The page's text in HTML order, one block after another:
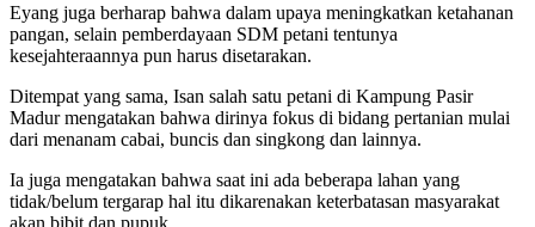
Eyang juga berharap bahwa dalam upaya meningkatkan ketahanan
pangan, selain pemberdayaan SDM petani tentunya
kesejahteraannya pun harus disetarakan.
Ditempat yang sama, Isan salah satu petani di Kampung Pasir
Madur mengatakan bahwa dirinya fokus di bidang pertanian mulai
dari menanam cabai, buncis dan singkong dan lainnya.
Ia juga mengatakan bahwa saat ini ada beberapa lahan yang
tidak/belum tergarap hal itu dikarenakan keterbatasan masyarakat
akan bibit dan pupuk.